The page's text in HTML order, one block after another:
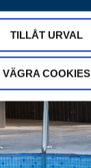
TILLÅT URVAL
VÄGRA COOKIES